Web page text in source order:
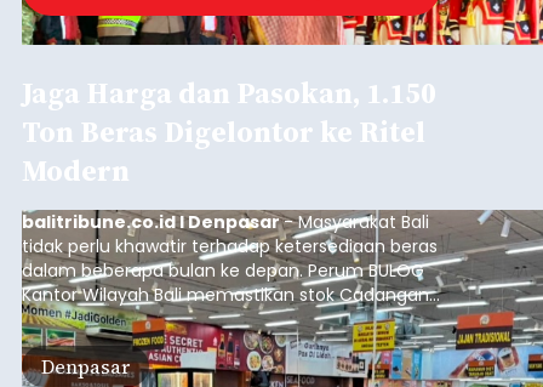
Jaga Harga dan Pasokan, 1.150
Ton Beras Digelontor ke Ritel
Modern
balitribune.co.id I Denpasar- Masyarakat Bali
tidak perlu khawatir terhadap ketersediaan beras
dalam beberapa bulan ke depan. Perum BULOG
Kantor Wilayah Bali memastikan stok Cadangan
Beras Pemerintah (CBP) masih dalam kondisi
aman, bahkan diproyeksikan mampu memenuhi
kebutuhan masyarakat hingga sekitar 10 bulan.
Denpasar